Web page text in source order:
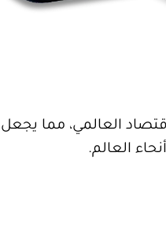
العالمي، مما
العالم.